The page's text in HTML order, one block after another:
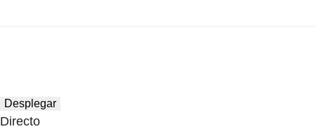
Desplegar
Directo